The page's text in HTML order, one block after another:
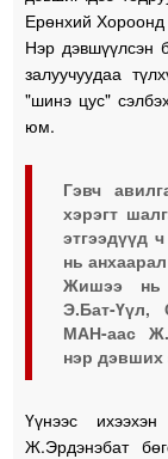
Ерөнхий Хороонд
Нэр
залуучуудаа
"шинэ цус"
юм.
Гэвч
хэрэгт
этгээдүүд
нь
Жишээ нь
Э.Бат-Үүл,
МАН-аас
нэр дэвших
Үүнээс
Ж.Эрдэнэбат